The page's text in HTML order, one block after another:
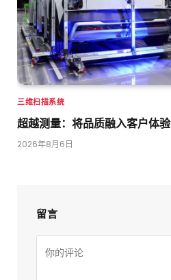
三维扫描系统
超越测量：将品质融入客户体验
2026年8月6日
留言